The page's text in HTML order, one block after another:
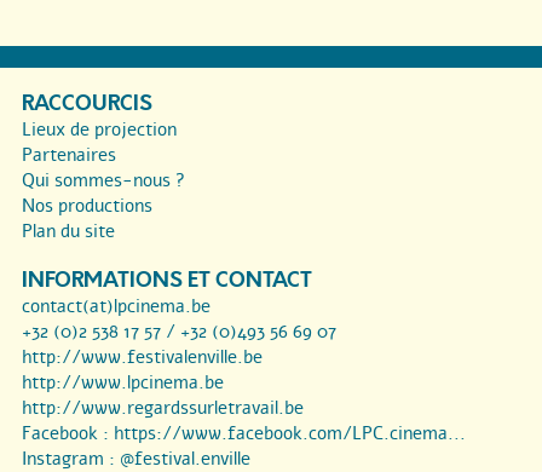
RACCOURCIS
Lieux de projection
Partenaires
Qui sommes-nous ?
Nos productions
Plan du site
INFORMATIONS ET CONTACT
contact(at)lpcinema.be
+32 (0)2 538 17 57 / +32 (0)493 56 69 07
http://www.festivalenville.be
http://www.lpcinema.be
http://www.regardssurletravail.be
Facebook : https://www.facebook.com/LPC.cinema...
Instagram : @festival.enville